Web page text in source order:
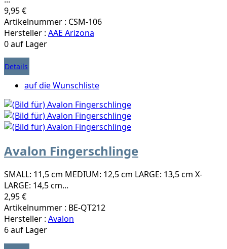
9,95 €
Artikelnummer : CSM-106
Hersteller : AAE Arizona
0 auf Lager
Details
auf die Wunschliste
Avalon Fingerschlinge
SMALL: 11,5 cm MEDIUM: 12,5 cm LARGE: 13,5 cm X-
LARGE: 14,5 cm...
2,95 €
Artikelnummer : BE-QT212
Hersteller : Avalon
6 auf Lager